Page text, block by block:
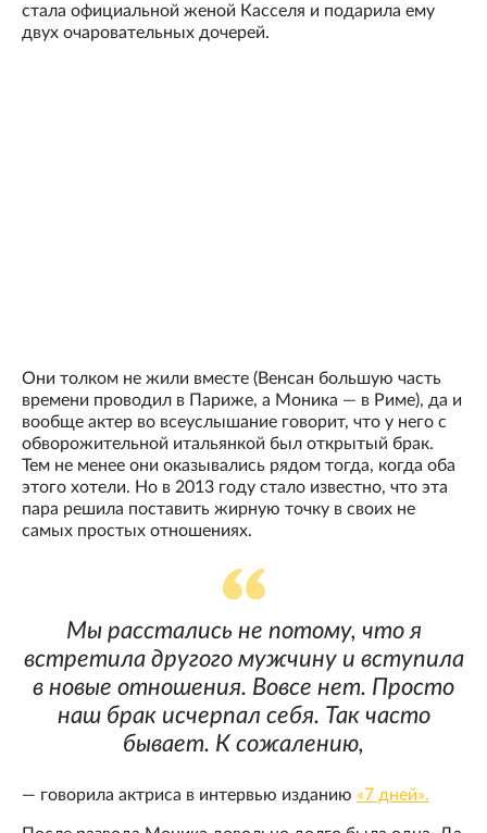
стала официальной женой Касселя и подарила ему
двух очаровательных дочерей.
Они толком не жили вместе (Венсан большую часть
времени проводил в Париже, а Моника — в Риме), да и
вообще актер во всеуслышание говорит, что у него с
обворожительной итальянкой был открытый брак.
Тем не менее они оказывались рядом тогда, когда оба
этого хотели. Но в 2013 году стало известно, что эта
пара решила поставить жирную точку в своих не
самых простых отношениях.
Мы расстались не потому, что я
встретила другого мужчину и вступила
в новые отношения. Вовсе нет. Просто
наш брак исчерпал себя. Так часто
бывает. К сожалению,
— говорила актриса в интервью изданию «7 дней».